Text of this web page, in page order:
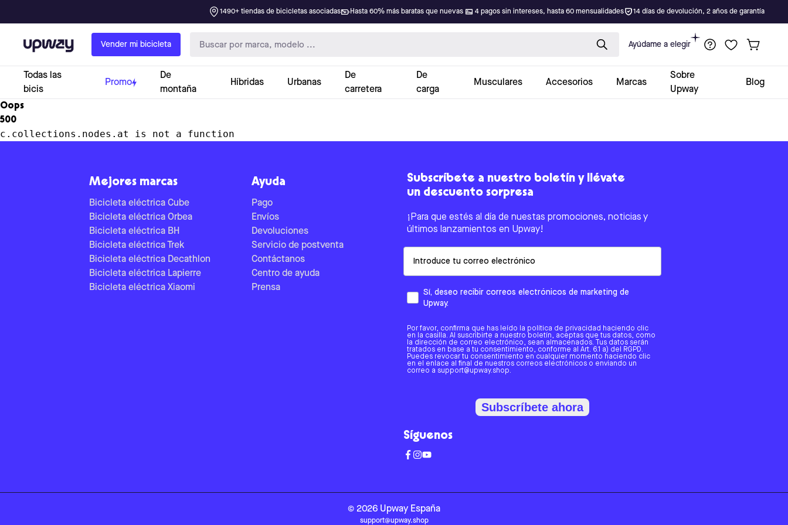
1490+ tiendas de bicicletas asociadas Hasta 60% más baratas que nuevas 4 pagos sin intereses, hasta 60 mensualidades 14 días de devolución, 2 años de garantía
Upway Vender mi bicicleta Ayúdame a elegir
Todas las
bicis
Promo
De
montaña
Híbridas Urbanas
De
carretera
De
carga
Musculares Accesorios Marcas
Sobre
Upway
Blog
Oops
500
c.collections.nodes.at is not a function
Mejores marcas
Bicicleta eléctrica Cube
Bicicleta eléctrica Orbea
Bicicleta eléctrica BH
Bicicleta eléctrica Trek
Bicicleta eléctrica Decathlon
Bicicleta eléctrica Lapierre
Bicicleta eléctrica Xiaomi
Ayuda
Pago
Envíos
Devoluciones
Servicio de postventa
Contáctanos
Centro de ayuda
Prensa
Subscríbete a nuestro boletín y llévate
un descuento sorpresa
¡Para que estés al día de nuestas promociones, noticias y
últimos lanzamientos en Upway!
Sí, deseo recibir correos electrónicos de marketing de
Upway.
Por favor, confirma que has leído la política de privacidad haciendo clic
en la casilla. Al suscribirte a nuestro boletín, aceptas que tus datos, como
la dirección de correo electrónico, sean almacenados. Tus datos serán
tratados en base a tu consentimiento, conforme al Art. 6.1 a) del RGPD.
Puedes revocar tu consentimiento en cualquier momento haciendo clic
en el enlace al final de nuestros correos electrónicos o enviando un
correo a support@upway.shop.
Subscríbete ahora
Síguenos
© 2026 Upway España
support@upway.shop